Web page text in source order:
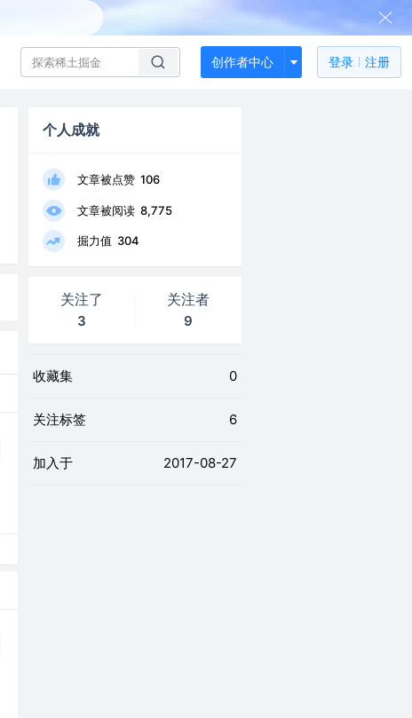
创作者中心 登录 注册
个人成就
文章被点赞 106
文章被阅读 8,775
掘力值 304
关注了
3
关注者
9
收藏集 0
关注标签 6
加入于 2017-08-27